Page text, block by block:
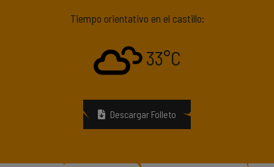
Tiempo orientativo en el castillo:
33°C
Descargar Folleto